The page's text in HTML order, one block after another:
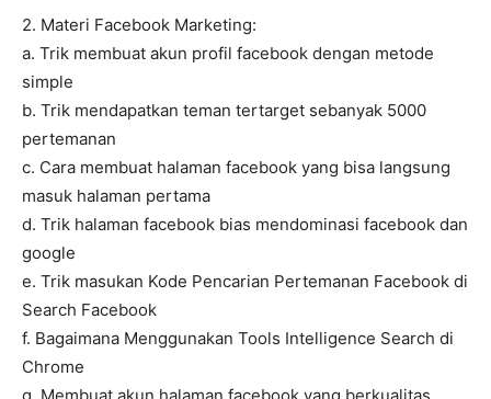
2. Materi Facebook Marketing:
a. Trik membuat akun profil facebook dengan metode
simple
b. Trik mendapatkan teman tertarget sebanyak 5000
pertemanan
c. Cara membuat halaman facebook yang bisa langsung
masuk halaman pertama
d. Trik halaman facebook bias mendominasi facebook dan
google
e. Trik masukan Kode Pencarian Pertemanan Facebook di
Search Facebook
f. Bagaimana Menggunakan Tools Intelligence Search di
Chrome